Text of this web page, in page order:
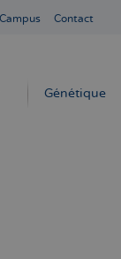
Contact
Génétique